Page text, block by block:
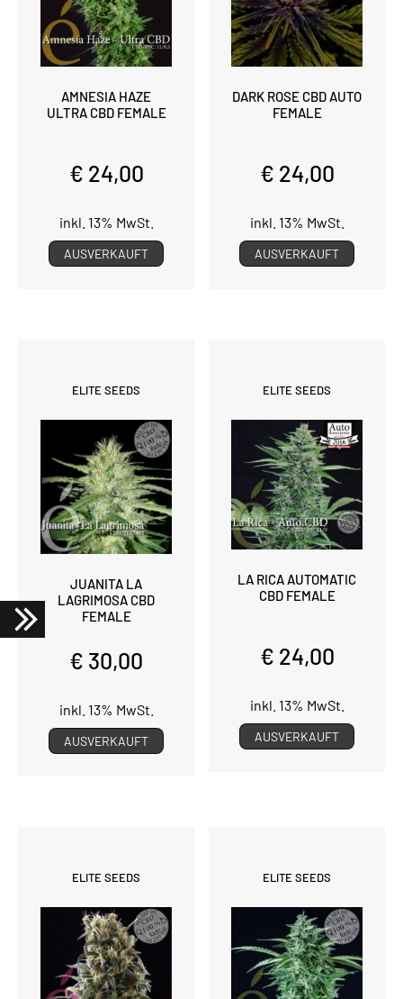
AMNESIA HAZE
ULTRA CBD FEMALE
€ 24,00
inkl. 13% MwSt.
AUSVERKAUFT
DARK ROSE CBD AUTO
FEMALE
€ 24,00
inkl. 13% MwSt.
AUSVERKAUFT
ELITE SEEDS
JUANITA LA
LAGRIMOSA CBD
FEMALE
€ 30,00
inkl. 13% MwSt.
AUSVERKAUFT
ELITE SEEDS
LA RICA AUTOMATIC
CBD FEMALE
€ 24,00
inkl. 13% MwSt.
AUSVERKAUFT
ELITE SEEDS ELITE SEEDS